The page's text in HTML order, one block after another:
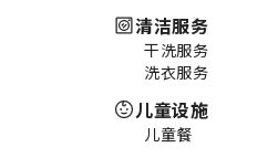
清洁服务
干洗服务
洗衣服务
儿童设施
儿童餐